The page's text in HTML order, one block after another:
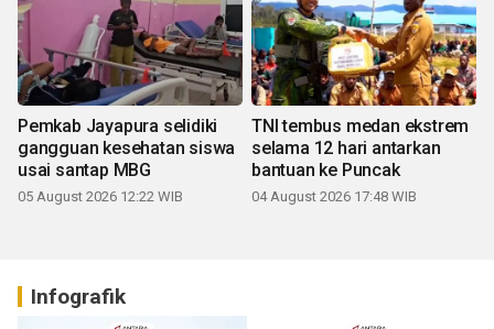
Pemkab Jayapura selidiki
gangguan kesehatan siswa
usai santap MBG
05 August 2026 12:22 WIB
TNI tembus medan ekstrem
selama 12 hari antarkan
bantuan ke Puncak
04 August 2026 17:48 WIB
Infografik